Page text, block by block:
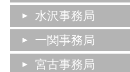
水沢事務局
一関事務局
宮古事務局